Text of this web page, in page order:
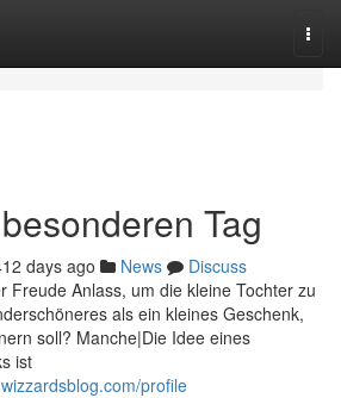
Tag
days ago News
Discuss
Freude Anlass, um die kleine Tochter zu
als ein kleines Geschenk,
soll? Manche|Die Idee eines
ist
profile